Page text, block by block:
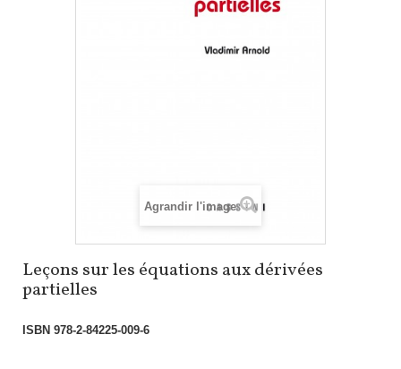
Agrandir l'image
Leçons sur les équations aux dérivées
partielles
ISBN 978-2-84225-009-6